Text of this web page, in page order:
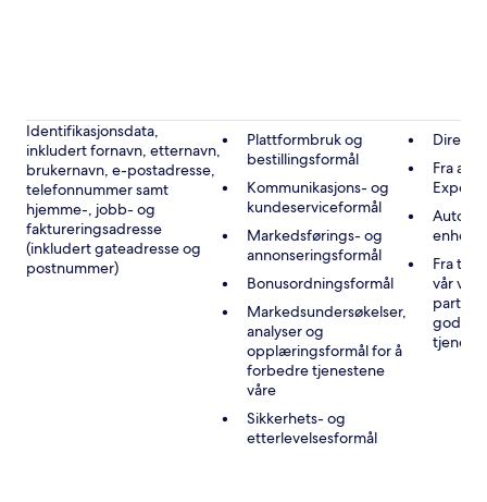
Identifikasjonsdata,
inkludert fornavn, etternavn,
brukernavn, e-postadresse,
telefonnummer samt
hjemme-, jobb- og
faktureringsadresse
(inkludert gateadresse og
postnummer)
Plattformbruk og
bestillingsformål
Kommunikasjons- og
kundeserviceformål
Markedsførings- og
annonseringsformål
Bonusordningsformål
Markedsundersøkelser,
analyser og
opplæringsformål for å
forbedre tjenestene
våre
Sikkerhets- og
etterlevelsesformål
Fra
Fra
vår